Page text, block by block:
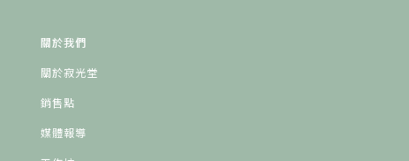
關於我們
關於寂光堂
銷售點
媒體報導